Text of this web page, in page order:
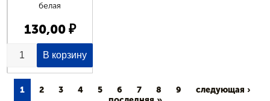
белая
130,00 ₽
1 2 3 4 5 6 7 8 9
следующая ›